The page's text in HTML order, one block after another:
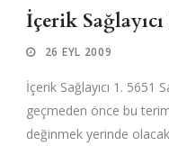
İçerik
26 EYL 2009
İçerik Sağlayıcı 1. 5651
geçmeden önce bu
değinmek yerinde